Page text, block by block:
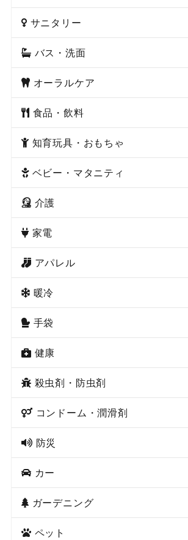
サニタリー
バス・洗面
オーラルケア
食品・飲料
知育玩具・おもちゃ
ベビー・マタニティ
介護
家電
アパレル
暖冷
手袋
健康
殺虫剤・防虫剤
コンドーム・潤滑剤
防災
カー
ガーデニング
ペット